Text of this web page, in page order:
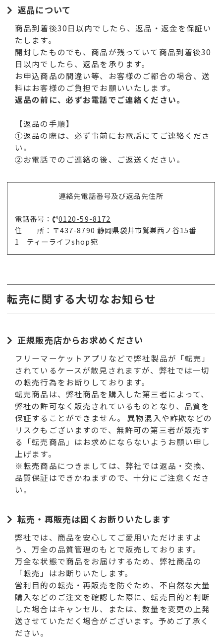
返品について
商品到着後30日以内でしたら、返品・返金を保証い
たします。
開封したものでも、商品が残っていて商品到着後30
日以内でしたら、返品を承ります。
お申込商品の間違い等、お客様のご都合の場合、送
料はお客様のご負担でお願いいたします。
返品の前に、必ずお電話でご連絡ください。
【返品の手順】
①返品の際は、必ず事前にお電話にてご連絡くださ
い。
②お電話でのご連絡の後、ご返送ください。
連絡先電話番号及び返品先住所
電話番号：
0120-59-8172
住 所：〒437-8790 静岡県袋井市鷲巣西ノ谷15番
1 ティーライフshop宛
転売に関する大切なお知らせ
正規販売店からお求めください
フリーマーケットアプリなどで弊社製品が「転売」
されているケースが散見されますが、弊社では一切
の転売行為をお断りしております。
転売商品は、弊社商品を購入した第三者によって、
弊社の許可なく販売されているものとなり、品質を
保証することができません。 異物混入や詐欺などの
リスクもございますので、無許可の第三者が販売す
る「転売商品」はお求めにならないようお願い申し
上げます。
※転売商品につきましては、弊社では返品・交換、
品質保証はできかねますので、十分にご注意くださ
い。
転売・再販売は固くお断りいたします
弊社では、商品を安心してご愛用いただけますよ
う、万全の品質管理のもとで販売しております。
万全な状態で商品をお届けするため、弊社商品の
「転売」はお断りいたします。
営利目的の転売・再販売を防ぐため、不自然な大量
購入などのご注文を確認した際に、転売目的と判断
した場合はキャンセル、または、数量を変更の上発
送させていただく場合がございます。予めご了承く
ださい。